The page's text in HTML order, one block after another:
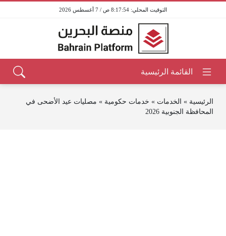
8:17:54 ص / 7 أغسطس 2026
الرئيسية » الخدمات » خدمات حكومية » مصليات عيد الأضحى في
المحافظة الجنوبية 2026